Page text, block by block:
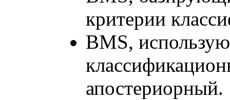
критерии
BMS,
апостериорный.